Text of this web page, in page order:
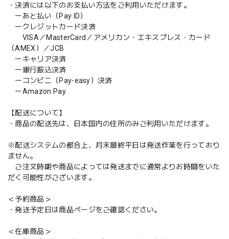
・決済には以下のお支払い方法をご利用いただけます。
ーあと払い（Pay ID）
ークレジットカード決済
VISA／MasterCard／アメリカン・エキスプレス・カード
（AMEX）／JCB
ーキャリア決済
ー銀行振込決済
ーコンビニ（Pay-easy）決済
ーAmazon Pay
【配送について】
・商品の配送先は、日本国内の住所のみご利用いただけます。
※配送システムの都合上、月末最終平日は発送作業を行っており
ません。
ご注文時期や商品によっては発送までに通常よりお時間をいた
だく可能性がございます。
＜予約商品＞
・発送予定日は商品ページをご確認ください。
＜在庫商品＞